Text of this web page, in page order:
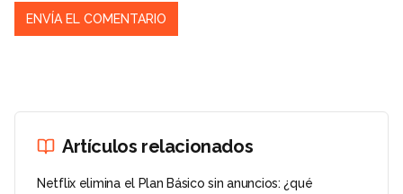
Artículos relacionados
Netflix elimina el Plan Básico sin anuncios: ¿qué